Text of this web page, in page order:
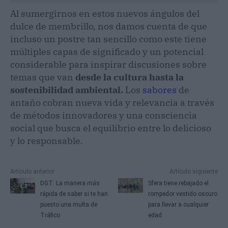
Al sumergirnos en estos nuevos ángulos del
dulce de membrillo, nos damos cuenta de que
incluso un postre tan sencillo como este tiene
múltiples capas de significado y un potencial
considerable para inspirar discusiones sobre
temas que van desde la cultura hasta la
sostenibilidad ambiental. Los sabores de
antaño cobran nueva vida y relevancia a través
de métodos innovadores y una consciencia
social que busca el equilibrio entre lo delicioso
y lo responsable.
Artículo anterior
DGT: La manera más
rápida de saber si te han
puesto una multa de
Tráfico
Artículo siguiente
Sfera tiene rebajado el
rompedor vestido oscuro
para llevar a cualquier
edad